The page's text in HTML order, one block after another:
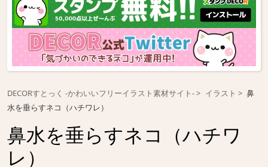
DECORすとっく -かわいいフリーイラスト素材サイト- イラスト
鼻
水を垂らすネコ（ハチワレ）
鼻水を垂らすネコ（ハチワ
レ）